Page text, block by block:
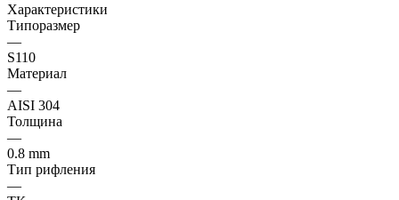
Характеристики
Типоразмер
—
S110
Материал
—
AISI 304
Толщина
—
0.8 mm
Тип рифления
—